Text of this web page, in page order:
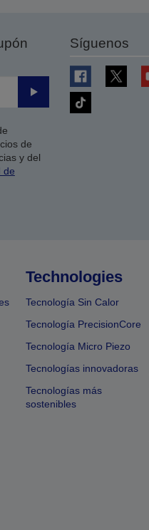
Enviar
de
y del
de
Síguenos
Technologies
Tecnología Sin Calor
Tecnología PrecisionCore
Tecnología Micro Piezo
Tecnologías innovadoras
Tecnologías más
sostenibles